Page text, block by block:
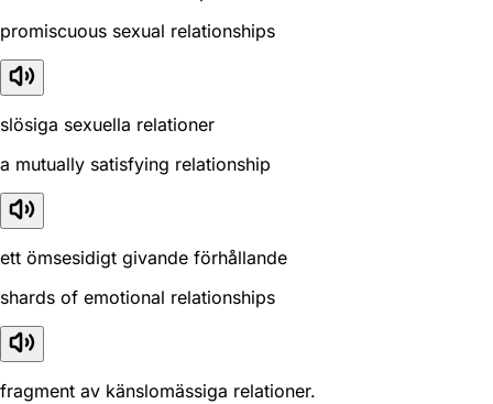
promiscuous sexual relationships
slösiga sexuella relationer
a mutually satisfying relationship
ett ömsesidigt givande förhållande
shards of emotional relationships
fragment av känslomässiga relationer.